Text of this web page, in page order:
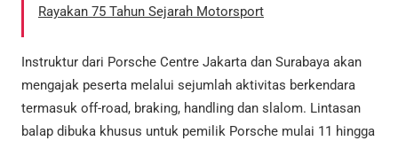
Rayakan 75 Tahun Sejarah Motorsport
Instruktur dari Porsche Centre Jakarta dan Surabaya akan
mengajak peserta melalui sejumlah aktivitas berkendara
termasuk off-road, braking, handling dan slalom. Lintasan
balap dibuka khusus untuk pemilik Porsche mulai 11 hingga